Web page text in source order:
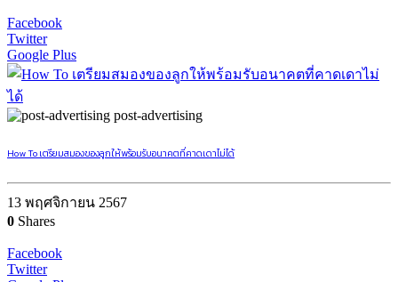
Facebook
Twitter
Google Plus
post-advertising
How To เตรียมสมองของลูกให้พร้อมรับอนาคตที่คาดเดาไม่ได้
13 พฤศจิกายน 2567
0 Shares
Facebook
Twitter